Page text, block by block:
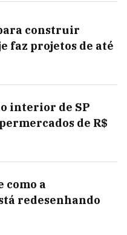
construir
faz projetos de até
interior de SP
de R$
como a
redesenhando